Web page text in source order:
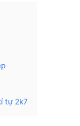
tự 2k7